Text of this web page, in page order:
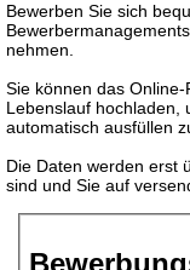
Bewerben Sie sich
nehmen.
Sie können das
Lebenslauf hochladen,
automatisch ausfüllen
Die Daten werden erst
sind und Sie auf